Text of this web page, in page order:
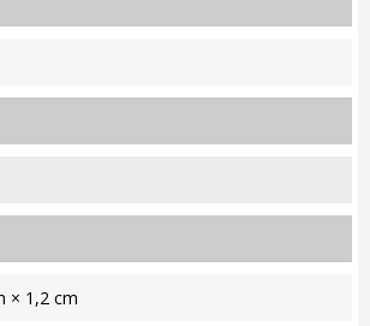
× 1,2 cm